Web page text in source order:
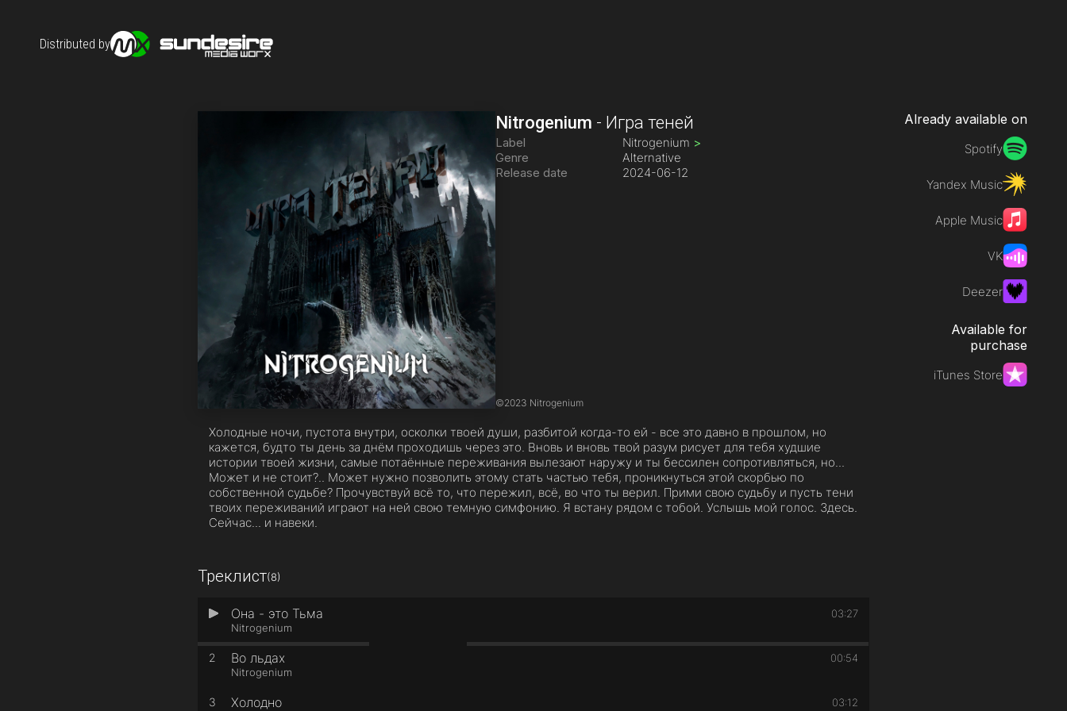
Distributed by
Nitrogenium - Игра теней
Label Nitrogenium >
Genre
Alternative
Release date
2024-06-12
©2023 Nitrogenium
Холодные ночи, пустота внутри, осколки твоей души, разбитой когда-то ей - все это давно в прошлом, но
кажется, будто ты день за днём проходишь через это. Вновь и вновь твой разум рисует для тебя худшие
истории твоей жизни, самые потаённые переживания вылезают наружу и ты бессилен сопротивляться, но...
Может и не стоит?.. Может нужно позволить этому стать частью тебя, проникнуться этой скорбью по
собственной судьбе? Прочувствуй всё то, что пережил, всё, во что ты верил. Прими свою судьбу и пусть тени
твоих переживаний играют на ней свою темную симфонию. Я встану рядом с тобой. Услышь мой голос. Здесь.
Сейчас... и навеки.
Треклист(8)
1 Она - это Тьма
Nitrogenium
03:27
2 Во льдах
Nitrogenium
00:54
3 Холодно 03:12
Already available on
Spotify
Yandex Music
Apple Music
VK
Deezer
Available for
purchase
iTunes Store